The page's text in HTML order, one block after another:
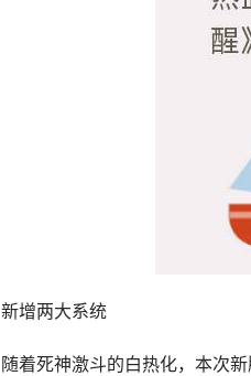
新增两大系统
随着死神激斗的白热化，本次